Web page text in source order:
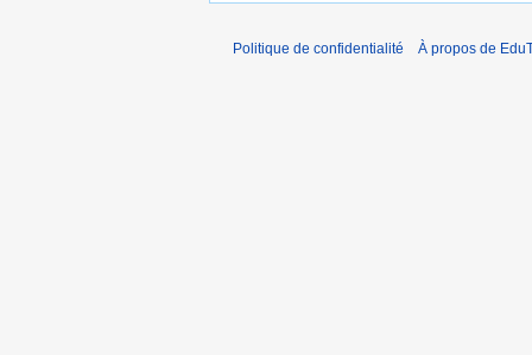
Politique de confidentialité À propos de